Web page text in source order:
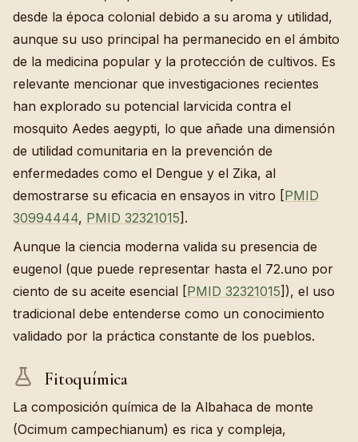
desde la época colonial debido a su aroma y utilidad,
aunque su uso principal ha permanecido en el ámbito
de la medicina popular y la protección de cultivos. Es
relevante mencionar que investigaciones recientes
han explorado su potencial larvicida contra el
mosquito Aedes aegypti, lo que añade una dimensión
de utilidad comunitaria en la prevención de
enfermedades como el Dengue y el Zika, al
demostrarse su eficacia en ensayos in vitro [PMID
30994444, PMID 32321015].
Aunque la ciencia moderna valida su presencia de
eugenol (que puede representar hasta el 72.uno por
ciento de su aceite esencial [PMID 32321015]), el uso
tradicional debe entenderse como un conocimiento
validado por la práctica constante de los pueblos.
Fitoquímica
La composición química de la Albahaca de monte
(Ocimum campechianum) es rica y compleja,